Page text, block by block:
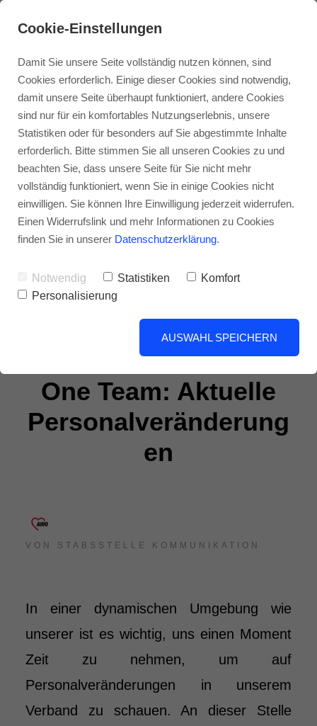
One Team: Aktuelle
Personalveränderung
en
VON STABSSTELLE KOMMUNIKATION
In einer dynamischen Umgebung wie
unserer ist es wichtig, uns einen Moment
Zeit zu nehmen, um auf
Personalveränderungen in unserem
Verband zu schauen. An dieser Stelle
Cookie-Einstellungen
Damit Sie unsere Seite vollständig nutzen können, sind
Cookies erforderlich. Einige dieser Cookies sind notwendig,
damit unsere Seite überhaupt funktioniert, andere Cookies
sind nur für ein komfortables Nutzungserlebnis, unsere
Statistiken oder für besonders auf Sie abgestimmte Inhalte
erforderlich. Bitte stimmen Sie all unseren Cookies zu und
beachten Sie, dass unsere Seite für Sie nicht mehr
vollständig funktioniert, wenn Sie in einige Cookies nicht
einwilligen. Sie können Ihre Einwilligung jederzeit widerrufen.
Einen Widerrufslink und mehr Informationen zu Cookies
finden Sie in unserer Datenschutzerklärung.
Notwendig Statistiken
Komfort
Personalisierung
AUSWAHL SPEICHERN